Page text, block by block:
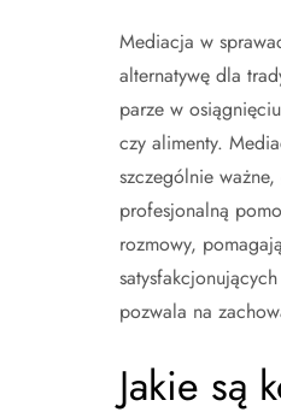
Mediacja w
alternatywę dla
parze w
czy alimenty.
szczególnie
profesjonalną
rozmowy,
pozwala na
Jakie są